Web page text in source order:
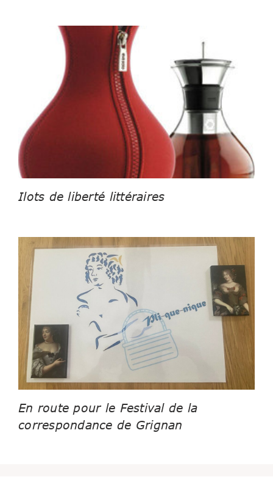
Ilots de liberté littéraires
En route pour le Festival de la
correspondance de Grignan